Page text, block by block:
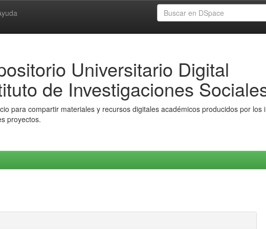
Universitario Digital
de Investigaciones
para compartir materiales y recursos digitales académicos producidos por
proyectos.